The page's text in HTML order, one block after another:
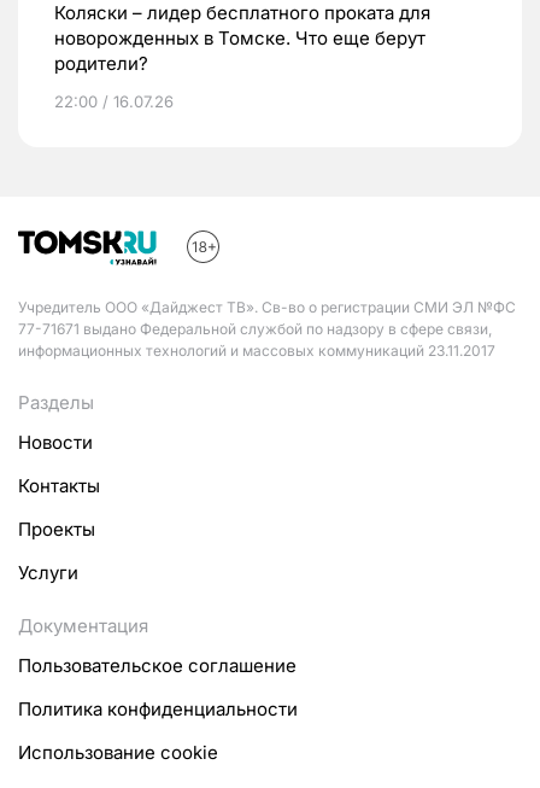
Коляски – лидер бесплатного проката для
новорожденных в Томске. Что еще берут
родители?
22:00 / 16.07.26
Учредитель ООО «Дайджест ТВ». Св-во о регистрации СМИ ЭЛ №ФС
77-71671 выдано Федеральной службой по надзору в сфере связи,
информационных технологий и массовых коммуникаций 23.11.2017
Разделы
Новости
Контакты
Проекты
Услуги
Документация
Пользовательское соглашение
Политика конфиденциальности
Использование cookie